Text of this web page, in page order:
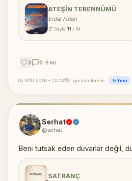
ATEŞIN TERENNÜMÜ
Erdal Fidan
Sayfa 11 / 54
🤍 3 0 Git
05 AĞU 2026 • 20:03 1 görüntülenme ✨ Yeni
Serhat
@serhat
Beni tutsak eden duvarlar değil,
SATRANÇ